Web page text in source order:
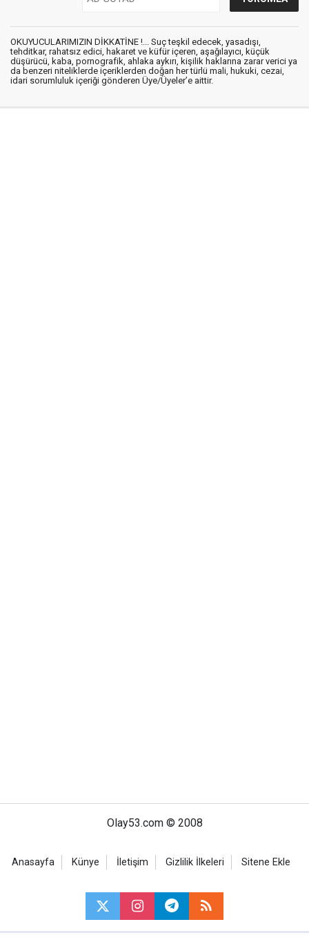
OKUYUCULARIMIZIN DİKKATİNE !... Suç teşkil edecek, yasadışı,
tehditkar, rahatsız edici, hakaret ve küfür içeren, aşağılayıcı, küçük
düşürücü, kaba, pornografik, ahlaka aykırı, kişilik haklarına zarar verici ya
da benzeri niteliklerde içeriklerden doğan her türlü mali, hukuki, cezai,
idari sorumluluk içeriği gönderen Üye/Üyeler’e aittir.
Olay53.com © 2008
Anasayfa Künye İletişim Gizlilik İlkeleri Sitene Ekle